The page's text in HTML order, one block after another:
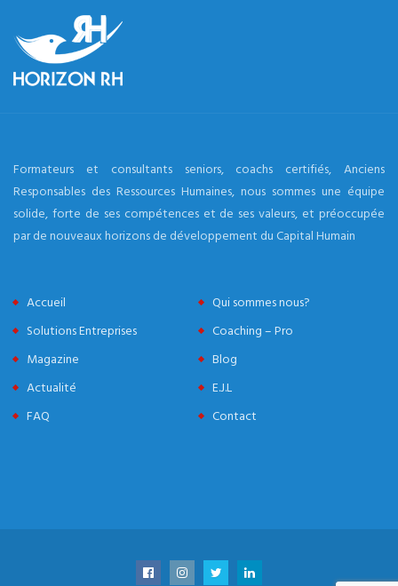
Formateurs et consultants seniors, coachs certifiés, Anciens
Responsables des Ressources Humaines, nous sommes une équipe
solide, forte de ses compétences et de ses valeurs, et préoccupée
par de nouveaux horizons de développement du Capital Humain
Accueil
Qui sommes nous?
Solutions Entreprises
Coaching – Pro
Magazine
Blog
Actualité
E.J.L
FAQ
Contact